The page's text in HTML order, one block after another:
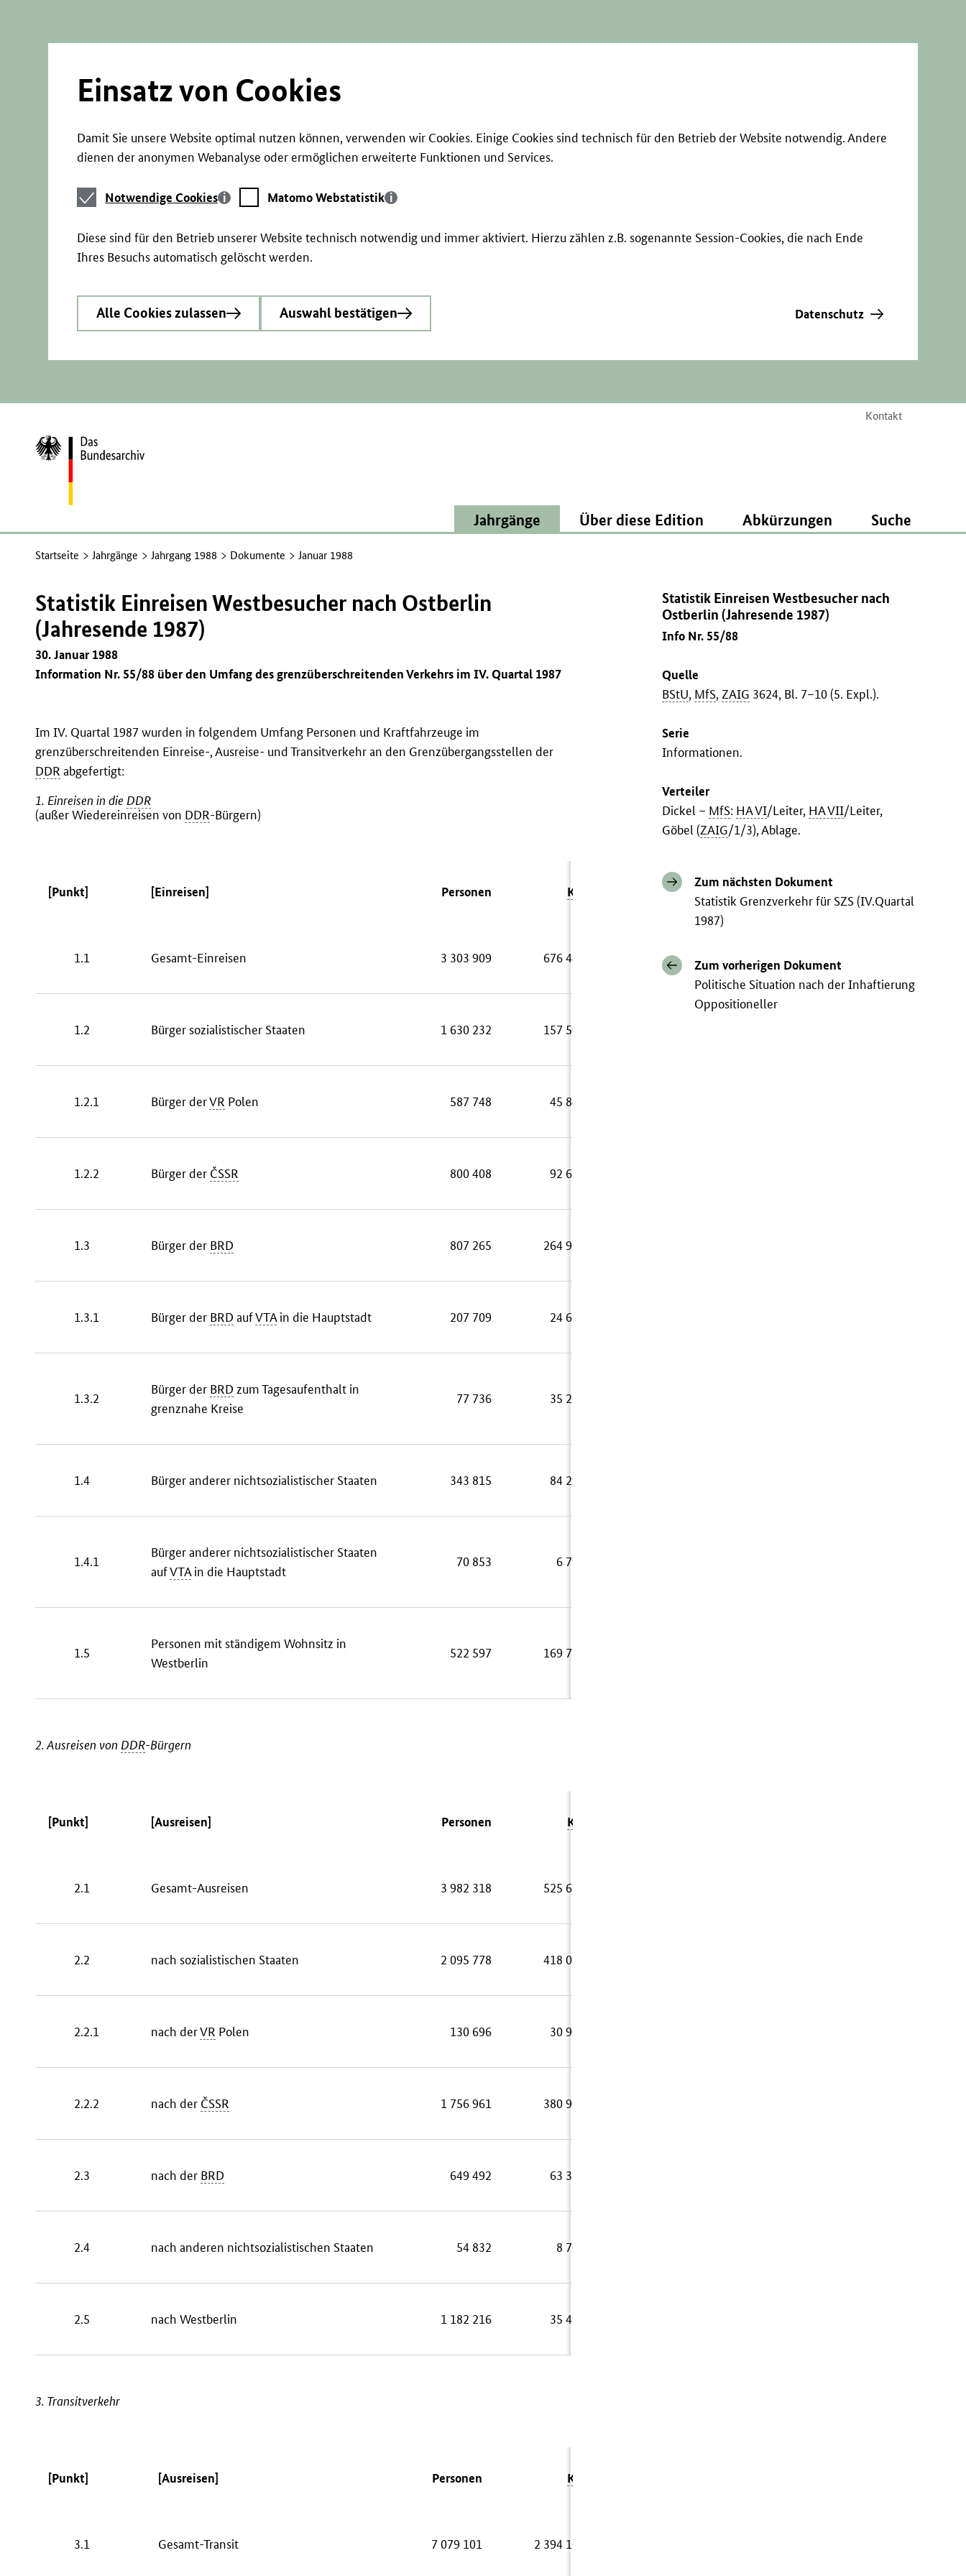
Einsatz von Cookies
Damit Sie unsere Website optimal nutzen können, verwenden wir Cookies. Einige Cookies sind technisch für den Betrieb der Website notwendig. Andere
dienen der anonymen Webanalyse oder ermöglichen erweiterte Funktionen und Services.
Notwendige
Cookies
Notwendige Cookies
Matomo
Webstatistik
Matomo Webstatistik
Diese sind für den Betrieb unserer Website technisch notwendig und immer aktiviert. Hierzu zählen z.B. sogenannte Session-Cookies, die nach Ende
Ihres Besuchs automatisch gelöscht werden.
Alle Cookies zulassen Auswahl bestätigen Datenschutz
Kontakt
Zur
Startseite
Jahrgänge Über diese Edition Abkürzungen Suche
Startseite Jahrgänge Jahrgang 1988 Dokumente Januar 1988
Statistik Einreisen Westbesucher nach
Ostberlin (Jahresende 1987)
Info Nr. 55/88
Quelle
BStU, MfS,ZAIG 3624, Bl. 7–10 (5. Expl.).
Serie
Informationen.
Verteiler
Dickel – MfS: HA VI/Leiter, HA VII/Leiter,
Göbel (ZAIG/1/3), Ablage.
Zum nächsten Dokument
Statistik Grenzverkehr für SZS (IV.Quartal
1987)
Zum vorherigen Dokument
Politische Situation nach der Inhaftierung
Oppositioneller
Statistik Einreisen Westbesucher nach Ostberlin
(Jahresende 1987)
30. Januar 1988
Information Nr. 55/88 über den Umfang des grenzüberschreitenden Verkehrs im IV. Quartal 1987
Im IV. Quartal 1987 wurden in folgendem Umfang Personen und Kraftfahrzeuge im
grenzüberschreitenden Einreise-, Ausreise- und Transitverkehr an den Grenzübergangsstellen der
DDR abgefertigt:
1. Einreisen in die DDR
(außer Wiedereinreisen von DDR-Bürgern)
[Punkt] [Einreisen] Personen Kfz
1.1 Gesamt-Einreisen 3 303 909 676 444
1.2 Bürger sozialistischer Staaten 1 630 232 157 504
1.2.1 Bürger derVR Polen 587 748 45 848
1.2.2 Bürger der ČSSR 800 408 92 662
1.3 Bürger der BRD 807 265 264 926
1.3.1 Bürger der BRD aufVTAin die Hauptstadt 207 709 24 654
1.3.2
Bürger der BRD zum Tagesaufenthalt in
grenznahe Kreise
77 736 35 214
1.4 Bürger anderer nichtsozialistischer Staaten 343 815 84 299
1.4.1
Bürger anderer nichtsozialistischer Staaten
aufVTAin die Hauptstadt
70 853 6 793
1.5
Personen mit ständigem Wohnsitz in
Westberlin
522 597 169 715
2. Ausreisen von DDR-Bürgern
[Punkt] [Ausreisen] Personen Kfz
2.1 Gesamt-Ausreisen 3 982 318 525 619
2.2 nach sozialistischen Staaten 2 095 778 418 070
2.2.1 nach derVR Polen 130 696 30 913
2.2.2 nach der ČSSR 1 756 961 380 905
2.3 nach der BRD 649 492 63 350
2.4 nach anderen nichtsozialistischen Staaten 54 832 8 705
2.5 nach Westberlin 1 182 216 35 494
3. Transitverkehr
[Punkt] [Ausreisen] Personen Kfz
3.1 Gesamt-Transit 7 079 101 2 394 108